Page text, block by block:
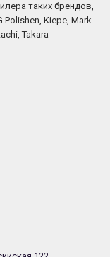
таких брендов,
Polishen, Kiepe, Mark
Takara